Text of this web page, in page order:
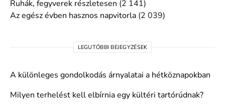
Ruhák, fegyverek részletesen (2 141)
Az egész évben hasznos napvitorla (2 039)
LEGUTÓBBI BEJEGYZÉSEK
A különleges gondolkodás árnyalatai a hétköznapokban
Milyen terhelést kell elbírnia egy kültéri tartórúdnak?